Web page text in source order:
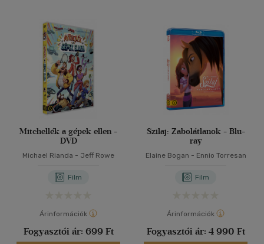
Mitchellék a gépek ellen -
DVD
Michael Rianda - Jeff Rowe
Film
Árinformációk
Fogyasztói ár: 699 Ft
Szilaj: Zabolátlanok - Blu-
ray
Elaine Bogan - Ennio Torresan
Film
Árinformációk
Fogyasztói ár: 4 990 Ft